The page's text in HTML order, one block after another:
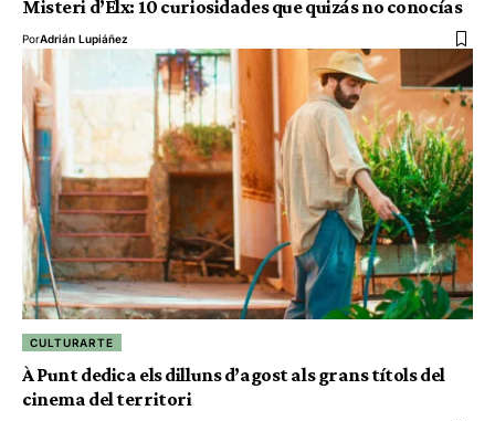
Misteri d’Elx: 10 curiosidades que quizás no conocías
PorAdrián Lupiáñez
CULTURARTE
À Punt dedica els dilluns d’agost als grans títols del
cinema del territori